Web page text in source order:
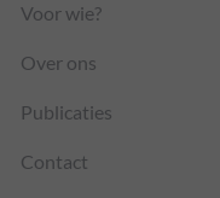
Voor wie?
Over ons
Publicaties
Contact